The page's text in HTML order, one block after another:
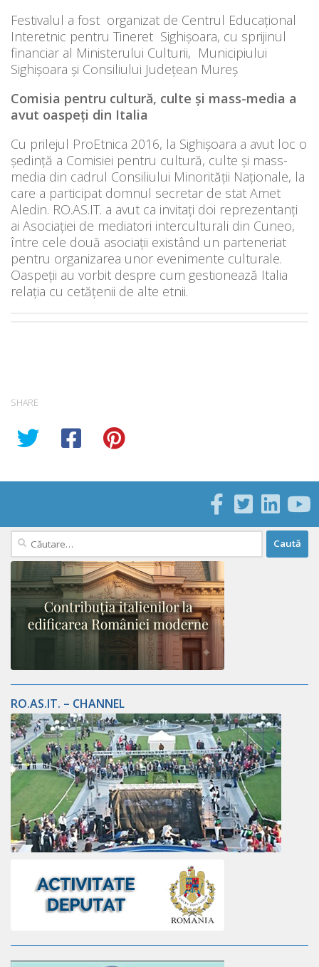
Festivalul a fost organizat de Centrul Educațional
Interetnic pentru Tineret Sighişoara, cu sprijinul
financiar al Ministerului Culturii, Municipiului
Sighişoara și Consiliului Județean Mureș
Comisia pentru cultură, culte și mass-media a
avut oaspeți din Italia
Cu prilejul ProEtnica 2016, la Sighișoara a avut loc o
ședință a Comisiei pentru cultură, culte și mass-
media din cadrul Consiliului Minorității Naționale, la
care a participat domnul secretar de stat Amet
Aledin. RO.AS.IT. a avut ca invitați doi reprezentanți
ai Asociației de mediatori interculturali din Cuneo,
între cele două asociații existând un parteneriat
pentru organizarea unor evenimente culturale.
Oaspeții au vorbit despre cum gestionează Italia
relația cu cetățenii de alte etnii.
SHARE
Caută
după:
RO.AS.IT. – CHANNEL